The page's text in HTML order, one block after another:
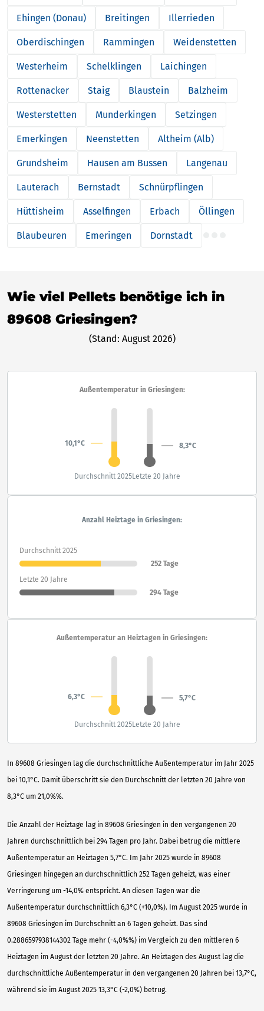
Ehingen (Donau) Breitingen Illerrieden
Oberdischingen Rammingen Weidenstetten
Westerheim Schelklingen Laichingen
Rottenacker Staig Blaustein Balzheim
Westerstetten Munderkingen Setzingen
Emerkingen Neenstetten Altheim (Alb)
Grundsheim Hausen am Bussen Langenau
Lauterach Bernstadt Schnürpflingen
Hüttisheim Asselfingen Erbach Öllingen
Blaubeuren Emeringen Dornstadt
Wie viel Pellets benötige ich in
89608 Griesingen?
(Stand: August 2026)
In 89608 Griesingen lag die durchschnittliche Außentemperatur im Jahr 2025
bei 10,1°C. Damit überschritt sie den Durchschnitt der letzten 20 Jahre von
8,3°C um 21,0%%.
Die Anzahl der Heiztage lag in 89608 Griesingen in den vergangenen 20
Jahren durchschnittlich bei 294 Tagen pro Jahr. Dabei betrug die mittlere
Außentemperatur an Heiztagen 5,7°C. Im Jahr 2025 wurde in 89608
Griesingen hingegen an durchschnittlich 252 Tagen geheizt, was einer
Verringerung um -14,0% entspricht. An diesen Tagen war die
Außentemperatur durchschnittlich 6,3°C (+10,0%). Im August 2025 wurde in
89608 Griesingen im Durchschnitt an 6 Tagen geheizt. Das sind
0.2886597938144302 Tage mehr (-4,0%%) im Vergleich zu den mittleren 6
Heiztagen im August der letzten 20 Jahre. An Heiztagen des August lag die
durchschnittliche Außentemperatur in den vergangenen 20 Jahren bei 13,7°C,
während sie im August 2025 13,3°C (-2,0%) betrug.
Außentemperatur in Griesingen:
10,1°C 8,3°C
Durchschnitt 2025Letzte 20 Jahre
Anzahl Heiztage in Griesingen:
Durchschnitt 2025
252 Tage
Letzte 20 Jahre
294 Tage
Außentemperatur an Heiztagen in Griesingen:
6,3°C 5,7°C
Durchschnitt 2025Letzte 20 Jahre